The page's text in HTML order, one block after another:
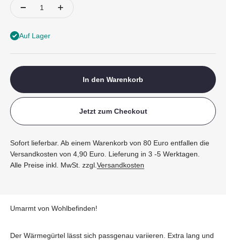
Auf Lager
In den Warenkorb
Jetzt zum Checkout
Sofort lieferbar. Ab einem Warenkorb von 80 Euro entfallen die
Versandkosten von 4,90 Euro. Lieferung in 3 -5 Werktagen.
Alle Preise inkl. MwSt. zzgl.Versandkosten
Umarmt von Wohlbefinden!
Der Wärmegürtel lässt sich passgenau variieren. Extra lang und